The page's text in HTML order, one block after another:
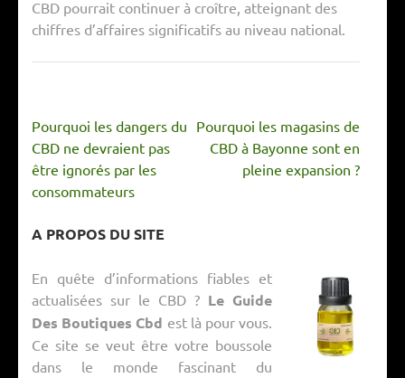
CBD pourrait continuer à croître, atteignant des
chiffres d’affaires significatifs au niveau national.
Navigation
de
l’article
Pourquoi les dangers du
CBD ne devraient pas
être ignorés par les
consommateurs
Pourquoi les magasins de
CBD à Bayonne sont en
pleine expansion ?
A PROPOS DU SITE
En quête d’informations fiables et
actualisées sur le CBD ? Le Guide
Des Boutiques Cbd est là pour vous.
Ce site se veut être votre boussole
dans le monde fascinant du